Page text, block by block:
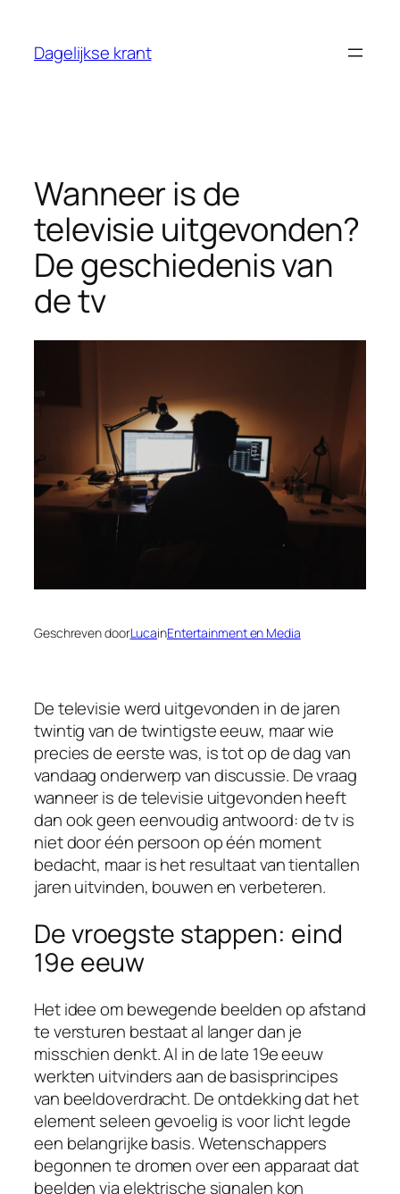
Dagelijkse krant
Wanneer is de
televisie uitgevonden?
De geschiedenis van
de tv
Geschreven doorLucainEntertainment en Media
De televisie werd uitgevonden in de jaren
twintig van de twintigste eeuw, maar wie
precies de eerste was, is tot op de dag van
vandaag onderwerp van discussie. De vraag
wanneer is de televisie uitgevonden heeft
dan ook geen eenvoudig antwoord: de tv is
niet door één persoon op één moment
bedacht, maar is het resultaat van tientallen
jaren uitvinden, bouwen en verbeteren.
De vroegste stappen: eind
19e eeuw
Het idee om bewegende beelden op afstand
te versturen bestaat al langer dan je
misschien denkt. Al in de late 19e eeuw
werkten uitvinders aan de basisprincipes
van beeldoverdracht. De ontdekking dat het
element seleen gevoelig is voor licht legde
een belangrijke basis. Wetenschappers
begonnen te dromen over een apparaat dat
beelden via elektrische signalen kon